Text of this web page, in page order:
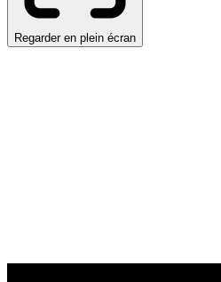
Regarder en plein écran